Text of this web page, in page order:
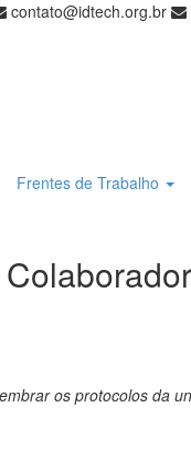
contato@idtech.org.br
Frentes de Trabalho
os protocolos da